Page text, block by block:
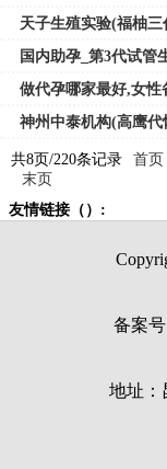
共8页/220条记录 首页
末页
友情链接（）:
备案号
地址：